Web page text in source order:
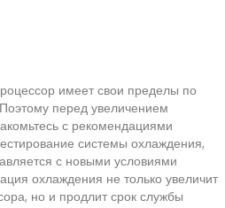
имеет свои пределы по
перед увеличением
с рекомендациями
системы охлаждения,
с новыми условиями
охлаждения не только увеличит
но и продлит срок службы